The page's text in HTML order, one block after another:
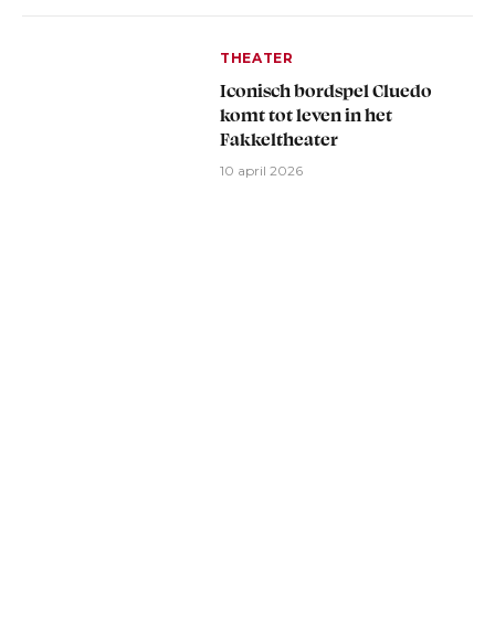
THEATER
Iconisch bordspel Cluedo
komt tot leven in het
Fakkeltheater
10 april 2026